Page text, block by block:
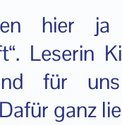
hier
Leserin
für uns
ganz